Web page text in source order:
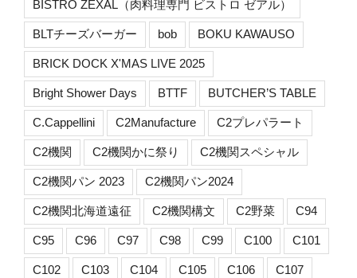
BISTRO ZEXAL（肉料理専門 ビストロ ゼアル）
BLTチーズバーガー bob BOKU KAWAUSO
BRICK DOCK X'MAS LIVE 2025
Bright Shower Days BTTF BUTCHER’S TABLE
C.Cappellini C2Manufacture C2プレパラート
C2機関 C2機関かに祭り C2機関スペシャル
C2機関パン 2023 C2機関パン2024
C2機関北海道遠征 C2機関構文 C2野菜 C94
C95 C96 C97 C98 C99 C100 C101
C102 C103 C104 C105 C106 C107